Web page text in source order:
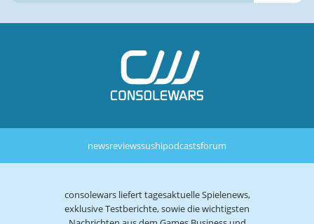
newsreviewssushipodcastsforum
consolewars liefert tagesaktuelle Spielenews,
exklusive Testberichte, sowie die wichtigsten